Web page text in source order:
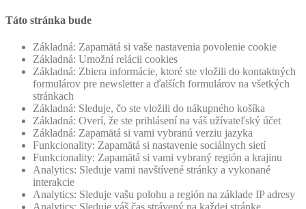
Táto stránka bude
Základná: Zapamätá si vaše nastavenia povolenie cookie
Základná: Umožní relácii cookies
Základná: Zbiera informácie, ktoré ste vložili do kontaktných
formulárov pre newsletter a ďalších formulárov na všetkých
stránkach
Základná: Sleduje, čo ste vložili do nákupného košíka
Základná: Overí, že ste prihlásení na váš užívateľský účet
Základná: Zapamätá si vami vybranú verziu jazyka
Funkcionality: Zapamätá si nastavenie sociálnych sietí
Funkcionality: Zapamätá si vami vybraný región a krajinu
Analytics: Sleduje vami navštívené stránky a vykonané
interakcie
Analytics: Sleduje vašu polohu a región na základe IP adresy
Analytics: Sleduje váš čas strávený na každej stránke